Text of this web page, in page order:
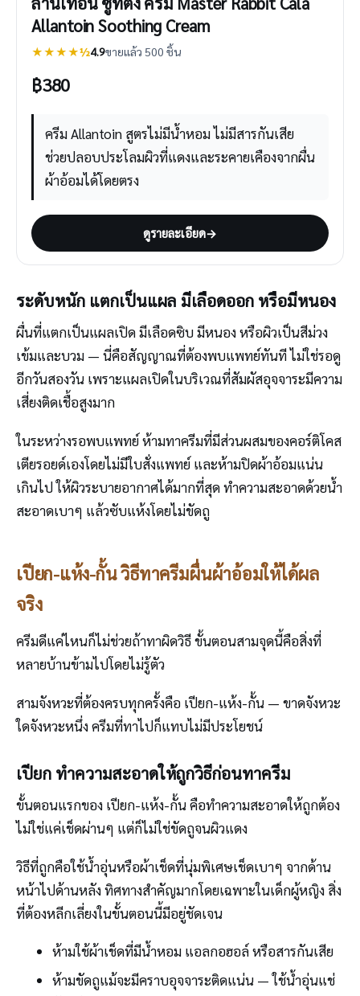
Allantoin Soothing Cream
★★★★½4.9ขายแล้ว 500 ชิ้น
฿380
ครีม Allantoin สูตรไม่มีน้ำหอม ไม่มีสารกันเสีย
ช่วยปลอบประโลมผิวที่แดงและระคายเคืองจากผื่น
ผ้าอ้อมได้โดยตรง
ดูรายละเอียด→
ระดับหนัก แตกเป็นแผล มีเลือดออก หรือมีหนอง
ผื่นที่แตกเป็นแผลเปิด มีเลือดซิบ มีหนอง หรือผิวเป็นสีม่วง
เข้มและบวม — นี่คือสัญญาณที่ต้องพบแพทย์ทันที ไม่ใช่รอดู
อีกวันสองวัน เพราะแผลเปิดในบริเวณที่สัมผัสอุจจาระมีความ
เสี่ยงติดเชื้อสูงมาก
ในระหว่างรอพบแพทย์ ห้ามทาครีมที่มีส่วนผสมของคอร์ติโคส
เตียรอยด์เองโดยไม่มีใบสั่งแพทย์ และห้ามปิดผ้าอ้อมแน่น
เกินไป ให้ผิวระบายอากาศได้มากที่สุด ทำความสะอาดด้วยน้ำ
สะอาดเบาๆ แล้วซับแห้งโดยไม่ขัดถู
เปียก-แห้ง-กั้น วิธีทาครีมผื่นผ้าอ้อมให้ได้ผล
จริง
ครีมดีแค่ไหนก็ไม่ช่วยถ้าทาผิดวิธี ขั้นตอนสามจุดนี้คือสิ่งที่
หลายบ้านข้ามไปโดยไม่รู้ตัว
สามจังหวะที่ต้องครบทุกครั้งคือ เปียก-แห้ง-กั้น — ขาดจังหวะ
ใดจังหวะหนึ่ง ครีมที่ทาไปก็แทบไม่มีประโยชน์
เปียก ทำความสะอาดให้ถูกวิธีก่อนทาครีม
ขั้นตอนแรกของ เปียก-แห้ง-กั้น คือทำความสะอาดให้ถูกต้อง
ไม่ใช่แค่เช็ดผ่านๆ แต่ก็ไม่ใช่ขัดถูจนผิวแดง
วิธีที่ถูกคือใช้น้ำอุ่นหรือผ้าเช็ดที่นุ่มพิเศษเช็ดเบาๆ จากด้าน
หน้าไปด้านหลัง ทิศทางสำคัญมากโดยเฉพาะในเด็กผู้หญิง สิ่ง
ที่ต้องหลีกเลี่ยงในขั้นตอนนี้มีอยู่ชัดเจน
ห้ามใช้ผ้าเช็ดที่มีน้ำหอม แอลกอฮอล์ หรือสารกันเสีย
ห้ามขัดถูแม้จะมีคราบอุจจาระติดแน่น — ใช้น้ำอุ่นแช่